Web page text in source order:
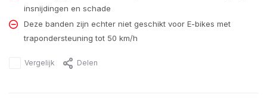
insnijdingen en schade
Deze banden zijn echter niet geschikt voor E-bikes met
trapondersteuning tot 50 km/h
Vergelijk Delen